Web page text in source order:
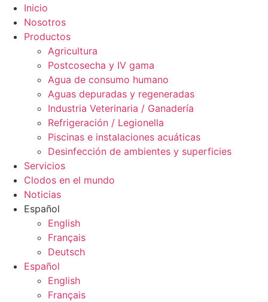
Inicio
Nosotros
Productos
Agricultura
Postcosecha y IV gama
Agua de consumo humano
Aguas depuradas y regeneradas
Industria Veterinaria / Ganadería
Refrigeración / Legionella
Piscinas e instalaciones acuáticas
Desinfección de ambientes y superficies
Servicios
Clodos en el mundo
Noticias
Español
English
Français
Deutsch
Español
English
Français